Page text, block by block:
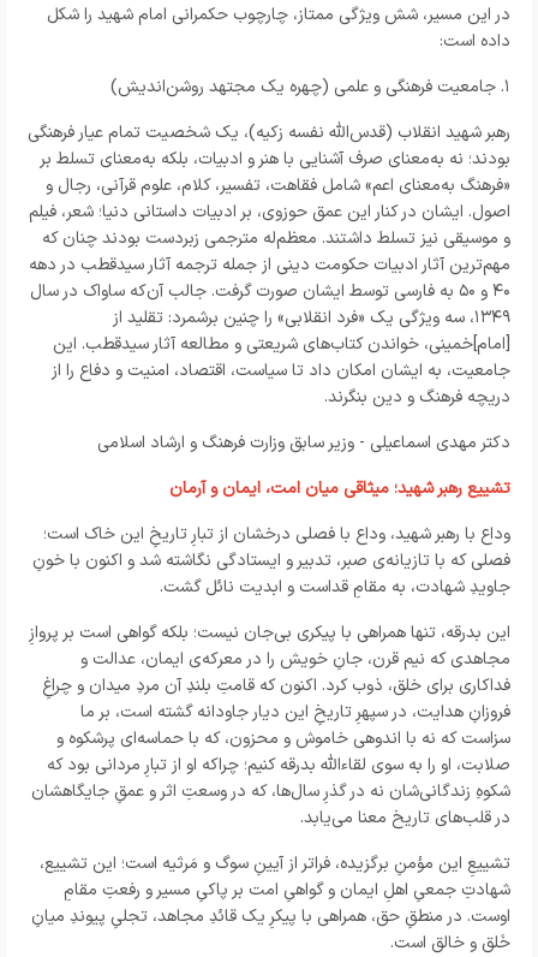
در این مسیر، شش ویژگی ممتاز، چارچوب حکمرانی امام شهید را شکل
داده است:
۱. جامعیت فرهنگی و علمی (چهره یک مجتهد روشن‌اندیش)
رهبر شهید انقلاب (قدس‌الله نفسه زکیه)، یک شخصیت تمام عیار فرهنگی
بودند‌؛ نه به‌معنای صرف آشنایی با هنر و ادبیات، بلکه به‌معنای تسلط بر
«فرهنگ به‌معنای اعم» شامل فقاهت، تفسیر، کلام، علوم قرآنی، رجال و
اصول. ایشان در کنار این عمق حوزوی، بر ادبیات داستانی دنیا‌؛ شعر، فیلم
و موسیقی نیز تسلط داشتند. معظم‌له مترجمی زبردست بودند چنان که
مهم‌ترین آثار ادبیات حکومت دینی از جمله ترجمه آثار سیدقطب در دهه
۴۰و ۵۰ به فارسی توسط ایشان صورت گرفت. جالب آن‌که ساواک در سال
۱۳۴۹، سه ویژگی یک «فرد انقلابی» را چنین برشمرد: تقلید از
[امام]خمینی، خواندن کتاب‌های شریعتی و مطالعه آثار سیدقطب. این
جامعیت، به ایشان امکان داد تا سیاست، اقتصاد، امنیت و دفاع را از
دریچه فرهنگ و دین بنگرند.
دکتر مهدی اسماعیلی - وزیر سابق وزارت فرهنگ و ارشاد اسلامی
تشییع رهبر شهید؛ میثاقی میان امت، ایمان و آرمان
وداع با رهبر شهید، وداع با فصلی درخشان از تبارِ تاریخِ این خاک است؛
فصلی که با تازیانه‌ی صبر، تدبیر و ایستادگی نگاشته شد و اکنون با خونِ
جاویدِ شهادت، به مقامِ قداست و ابدیت نائل گشت.
این بدرقه، تنها همراهی با پیکری بی‌جان نیست؛ بلکه گواهی است بر پروازِ
مجاهدی که نیم قرن، جانِ خویش را در معرکه‌ی ایمان، عدالت و
فداکاری برای خلق، ذوب کرد. اکنون که قامتِ بلندِ آن مردِ میدان و چراغِ
فروزانِ هدایت، در سپهرِ تاریخِ این دیار جاودانه گشته است، بر ما
سزاست که نه با اندوهی خاموش و محزون، که با حماسه‌ای پرشکوه و
صلابت، او را به سوی لقاءالله بدرقه کنیم؛ چراکه او از تبارِ مردانی بود که
شکوهِ زندگانی‌شان نه در گذرِ سال‌ها، که در وسعتِ اثر و عمقِ جایگاهشان
در قلب‌های تاریخ معنا می‌یابد.
تشییعِ این مؤمنِ برگزیده، فراتر از آیینِ سوگ و مَرثیه است؛ این تشییع،
شهادتِ جمعیِ اهلِ ایمان و گواهیِ امت بر پاکیِ مسیر و رفعتِ مقامِ
اوست. در منطقِ حق، همراهی با پیکرِ یک قائدِ مجاهد، تجلیِ پیوندِ میانِ
خَلق و خالق است.